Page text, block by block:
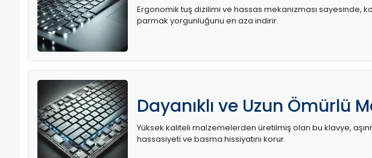
Ergonomik tuş dizilimi ve hassas mekanizması sayesinde,
parmak yorgunluğunu en aza indirir.
Dayanıklı ve Uzun Ömürlü
Yüksek kaliteli malzemelerden üretilmiş olan bu klavye,
hassasiyeti ve basma hissiyatını korur.